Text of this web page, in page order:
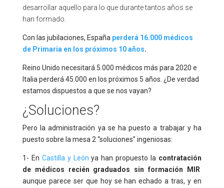
desarrollar aquello para lo que durante tantos años se
han formado.
Con las jubilaciones, España perderá 16.000 médicos
de Primaria en los próximos 10 años.
Reino Unido necesitará 5.000 médicos más para 2020 e
Italia perderá 45.000 en los próximos 5 años. ¿De verdad
estamos dispuestos a que se nos vayan?
¿Soluciones?
Pero la administración ya se ha puesto a trabajar y ha
puesto sobre la mesa 2 “soluciones” ingeniosas:
1- En Castilla y León ya han propuesto la contratación
de médicos recién graduados sin formación MIR
aunque parece ser que hoy se han echado a tras, y en